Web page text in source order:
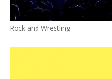
Rock and Wrestling